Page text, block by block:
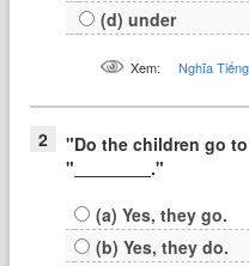
(d) under
Xem: Nghĩa
2
"Do the children go
"
."
(a) Yes, they go.
(b) Yes, they do.